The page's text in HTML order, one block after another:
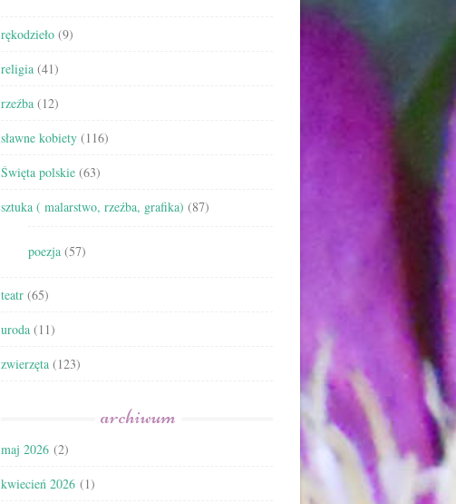
rękodzieło (9)
religia (41)
rzeźba (12)
sławne kobiety (116)
Święta polskie (63)
sztuka ( malarstwo, rzeźba, grafika) (87)
poezja (57)
teatr (65)
uroda (11)
zwierzęta (123)
archiwum
maj 2026 (2)
kwiecień 2026 (1)